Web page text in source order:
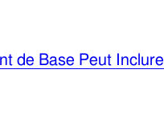
de Base Peut Inclure